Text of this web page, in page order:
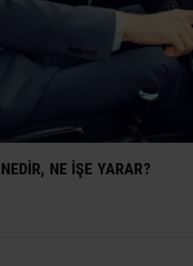
NE İŞE YARAR?